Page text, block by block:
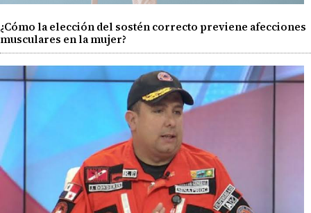
¿Cómo la elección del sostén correcto previene afecciones
musculares en la mujer?